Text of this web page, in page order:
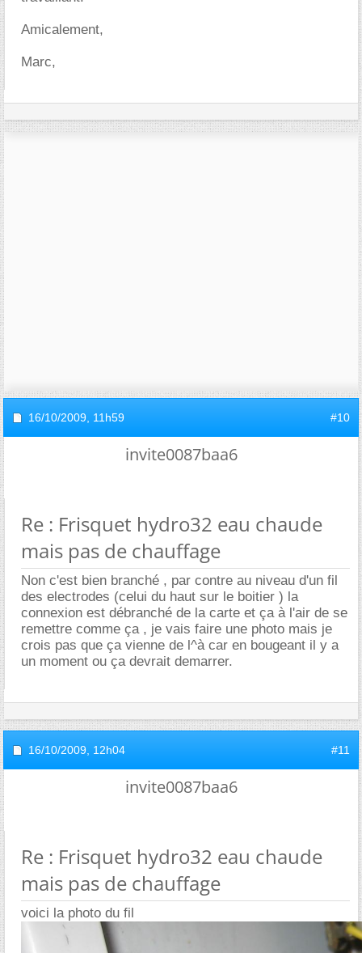
Amicalement,
Marc,
16/10/2009, 11h59 #10
invite0087baa6
Re : Frisquet hydro32 eau chaude
mais pas de chauffage
Non c'est bien branché , par contre au niveau d'un fil
des electrodes (celui du haut sur le boitier ) la
connexion est débranché de la carte et ça à l'air de se
remettre comme ça , je vais faire une photo mais je
crois pas que ça vienne de l^à car en bougeant il y a
un moment ou ça devrait demarrer.
16/10/2009, 12h04 #11
invite0087baa6
Re : Frisquet hydro32 eau chaude
mais pas de chauffage
voici la photo du fil